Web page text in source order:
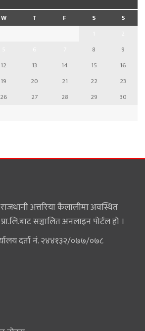
W T F S
S
8
9
12 13 14 15
16
19 20 21 22
23
26 27 28 29
30
अत्तरिया कैलालीमा अवस्थित
सञ्चालित अनलाइन पोर्टल हो ।
दर्ता नं. २४४१३२/०७७/०७८